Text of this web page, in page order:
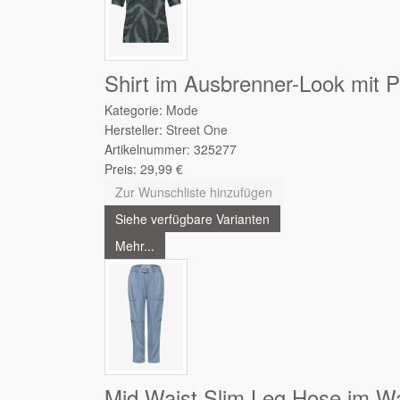
Shirt im Ausbrenner-Look mit
Kategorie: Mode
Hersteller: Street One
Artikelnummer: 325277
Preis: 29,99 €
Zur Wunschliste hinzufügen
Siehe verfügbare Varianten
Mehr...